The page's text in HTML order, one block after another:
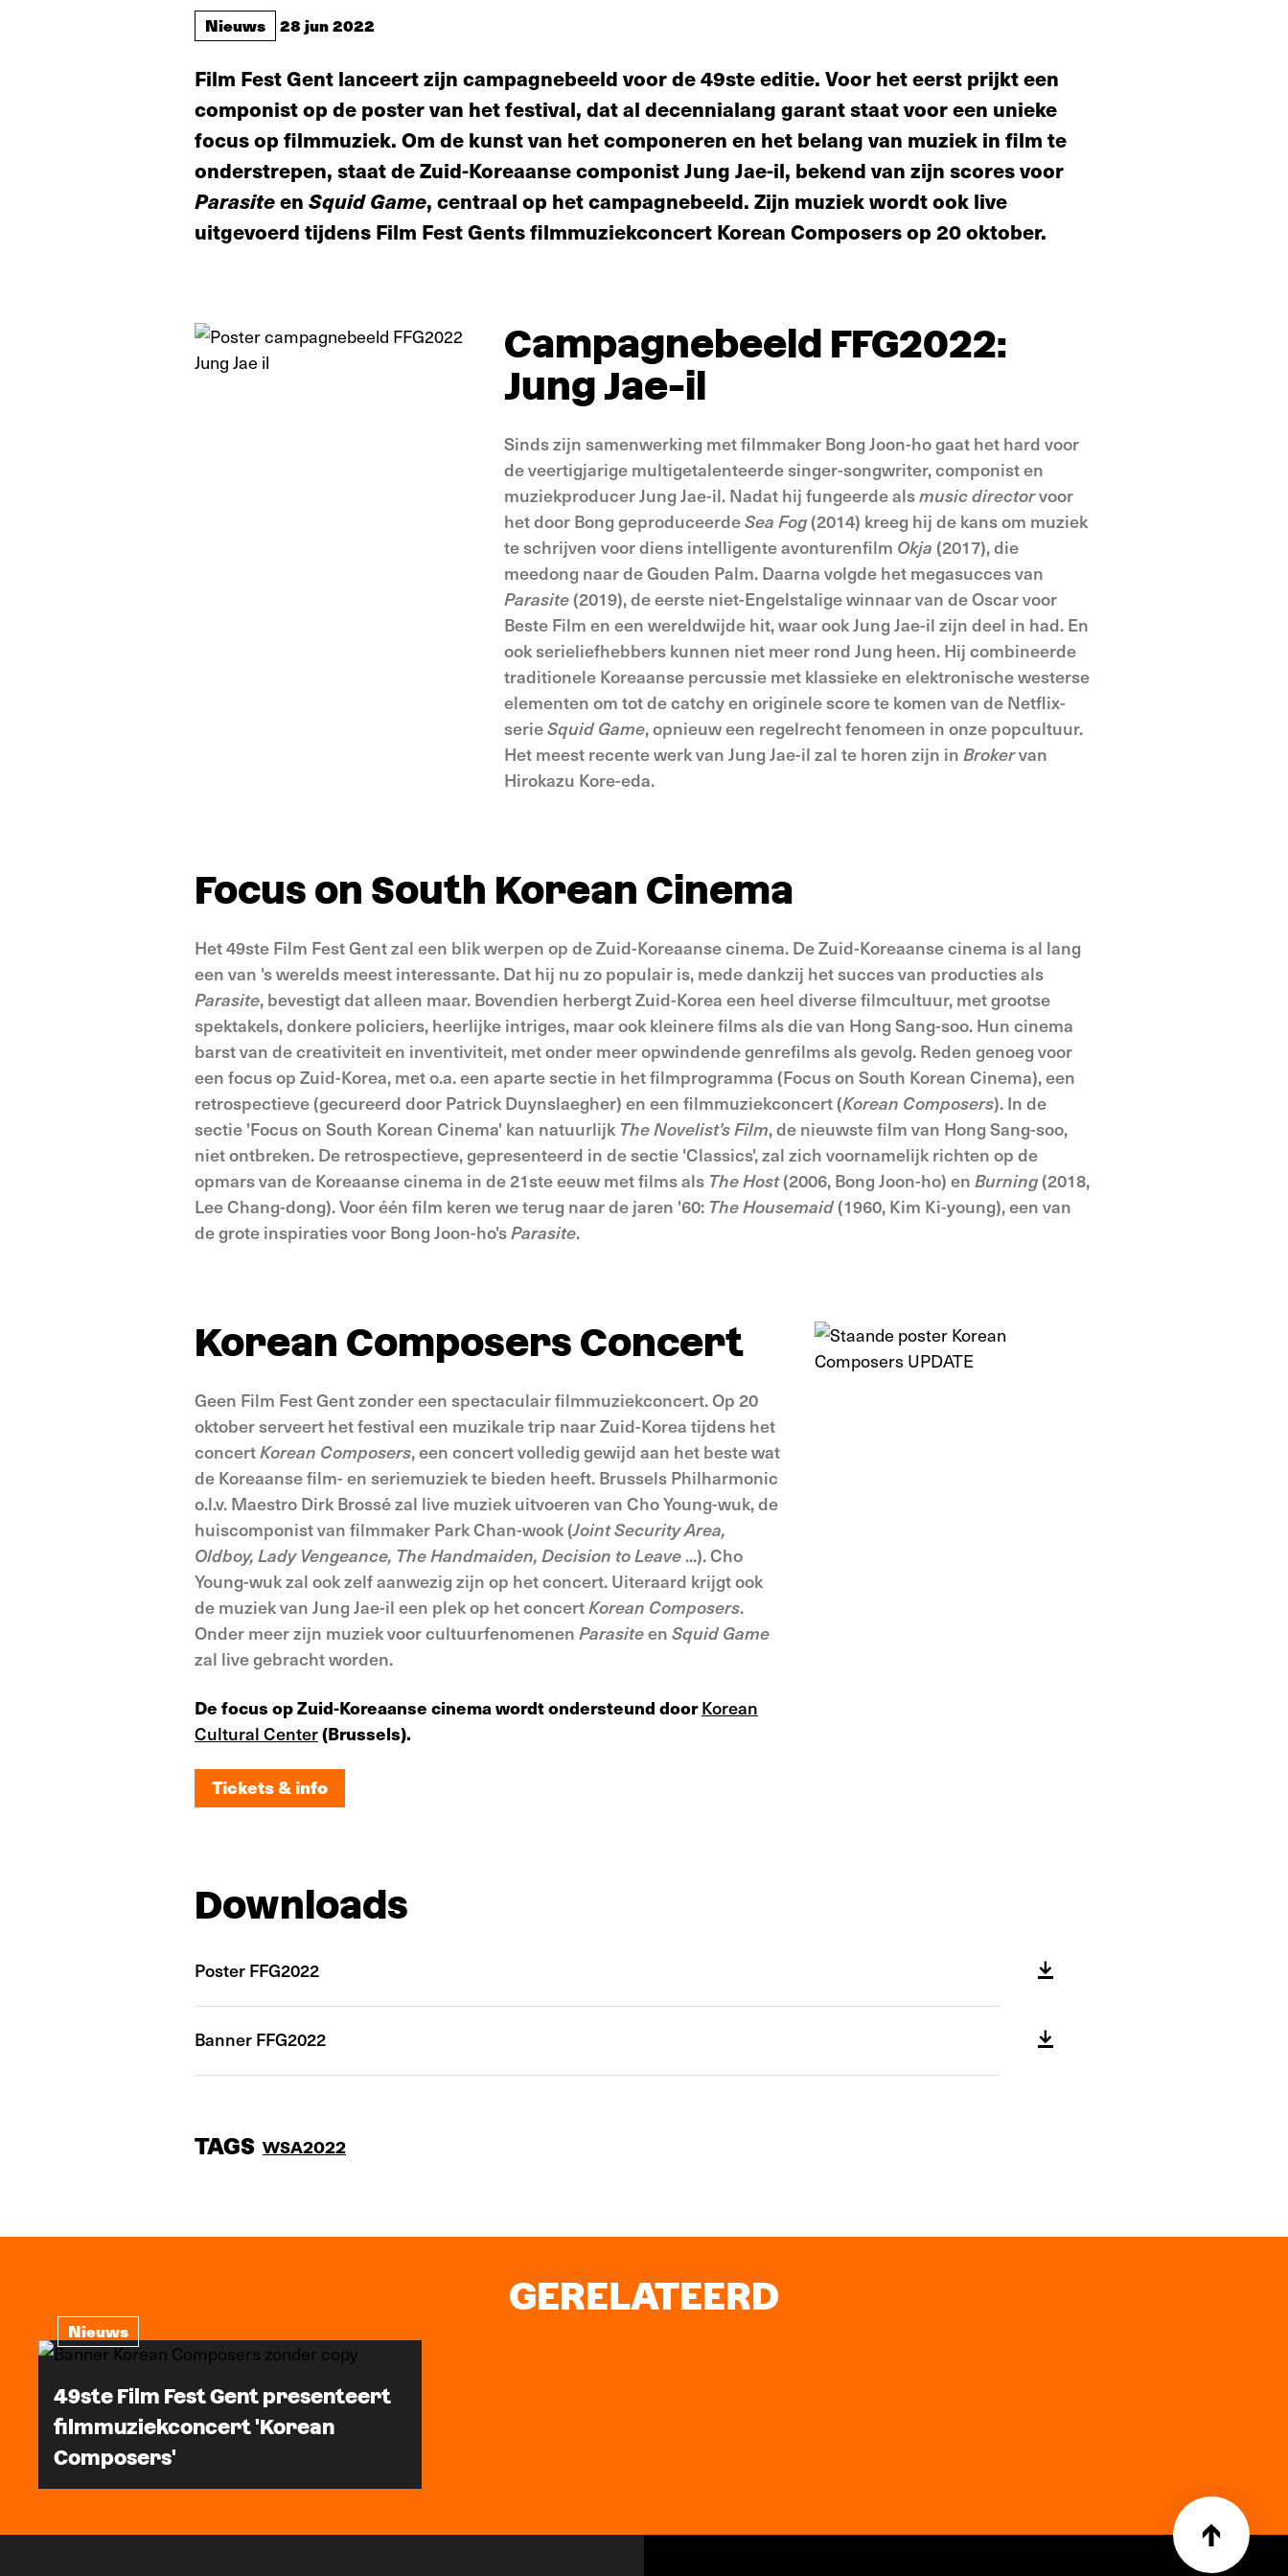
Nieuws 28 jun 2022
Film Fest Gent lanceert zijn campagnebeeld voor de 49ste editie. Voor het eerst prijkt een
componist op de poster van het festival, dat al decennialang garant staat voor een unieke
focus op filmmuziek. Om de kunst van het componeren en het belang van muziek in film te
onderstrepen, staat de Zuid-Koreaanse componist Jung Jae-il, bekend van zijn scores voor
Parasiteen Squid Game, centraal op het campagnebeeld. Zijn muziek wordt ook live
uitgevoerd tijdens Film Fest Gents filmmuziekconcert Korean Composers op 20 oktober.
Campagnebeeld FFG2022:
Jung Jae-il
Sinds zijn samenwerking met filmmaker Bong Joon-ho gaat het hard voor
de veertigjarige multigetalenteerde singer-songwriter, componist en
muziekproducer Jung Jae-il. Nadat hij fungeerde alsmusic directorvoor
het door Bong geproduceerdeSea Fog(2014) kreeg hij de kans om muziek
te schrijven voor diens intelligente avonturenfilm Okja (2017), die
meedong naar de Gouden Palm. Daarna volgde het megasucces van
Parasite (2019), de eerste niet-Engelstalige winnaar van de Oscar voor
Beste Film en een wereldwijde hit, waar ook Jung Jae-il zijn deel in had. En
ook serieliefhebbers kunnen niet meer rond Jung heen. Hij combineerde
traditionele Koreaanse percussie met klassieke en elektronische westerse
elementen om tot de catchy en originele score te komen van de Netflix-
serieSquid Game, opnieuw een regelrecht fenomeen in onze popcultuur.
Het meest recente werk van Jung Jae-il zal te horen zijn inBrokervan
Hirokazu Kore-eda.
Focus on South Korean Cinema
Het 49ste Film Fest Gent zal een blik werpen op de Zuid-Koreaanse cinema. De Zuid-Koreaanse cinema is al lang
een van 's werelds meest interessante. Dat hij nu zo populair is, mede dankzij het succes van producties als
Parasite, bevestigt dat alleen maar. Bovendien herbergt Zuid-Korea een heel diverse filmcultuur, met grootse
spektakels, donkere policiers, heerlijke intriges, maar ook kleinere films als die van Hong Sang-soo. Hun cinema
barst van de creativiteit en inventiviteit, met onder meer opwindende genrefilms als gevolg. Reden genoeg voor
een focus op Zuid-Korea, met o.a. een aparte sectie in het filmprogramma (Focus on South Korean Cinema), een
retrospectieve (gecureerd door Patrick Duynslaegher) en een filmmuziekconcert (Korean Composers). In de
sectie 'Focus on South Korean Cinema' kan natuurlijk The Novelist's Film, de nieuwste film van Hong Sang-soo,
niet ontbreken. De retrospectieve, gepresenteerd in de sectie 'Classics', zal zich voornamelijk richten op de
opmars van de Koreaanse cinema in de 21ste eeuw met films als The Host(2006, Bong Joon-ho) en Burning(2018,
Lee Chang-dong). Voor één film keren we terug naar de jaren '60: The Housemaid (1960, Kim Ki-young), een van
de grote inspiraties voor Bong Joon-ho'sParasite.
Korean Composers Concert
Geen Film Fest Gent zonder een spectaculair filmmuziekconcert. Op 20
oktober serveert het festival een muzikale trip naar Zuid-Korea tijdens het
concertKorean Composers, een concert volledig gewijd aan het beste wat
de Koreaanse film- en seriemuziek te bieden heeft. Brussels Philharmonic
o.l.v. Maestro Dirk Brossé zal live muziek uitvoeren van Cho Young-wuk, de
huiscomponist van filmmaker Park Chan-wook (Joint Security Area,
Oldboy, Lady Vengeance, The Handmaiden, Decision to Leave ...). Cho
Young-wuk zal ook zelf aanwezig zijn op het concert. Uiteraard krijgt ook
de muziek van Jung Jae-il een plek op het concertKorean Composers.
Onder meer zijn muziek voor cultuurfenomenen Parasiteen Squid Game
zal live gebracht worden.
De focus op Zuid-Koreaanse cinema wordt ondersteund doorKorean
Cultural Center(Brussels).
Tickets & info
Downloads
Poster FFG2022
Banner FFG2022
TAGS WSA2022
GERELATEERD
Nieuws
49ste Film Fest Gent presenteert
filmmuziekconcert 'Korean
Composers'